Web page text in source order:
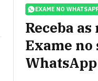
EXAME NO
Receba
Exame no
WhatsApp